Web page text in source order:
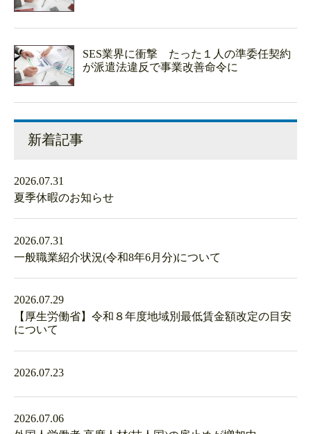
SES業界に衝撃 たった１人の準委任契約
が派遣法違反で事業改善命令に
新着記事
2026.07.31
夏季休暇のお知らせ
2026.07.31
一般職業紹介状況(令和8年6月分)について
2026.07.29
【厚生労働省】令和８年度地域別最低賃金額改定の目安
について
2026.07.23
2026.07.06